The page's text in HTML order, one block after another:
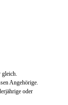
gleich.
Angehörige.
oder